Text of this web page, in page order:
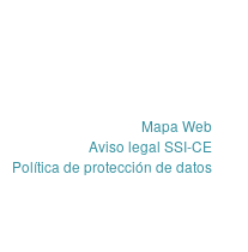
Mapa Web
Aviso legal SSI-CE
Política de protección de datos